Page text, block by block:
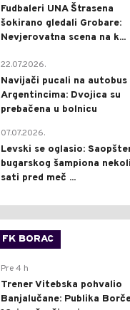
Fudbaleri UNA Štrasena
šokirano gledali Grobare:
Nevjerovatna scena na k...
22.07.2026.
Navijači pucali na autobus
Argentincima: Dvojica su
prebačena u bolnicu
07.07.2026.
Levski se oglasio:
bugarskog šampiona
sati pred meč ...
FK BORAC
Pre 4 h
Trener Vitebska pohvalio
Banjalučane: Publika